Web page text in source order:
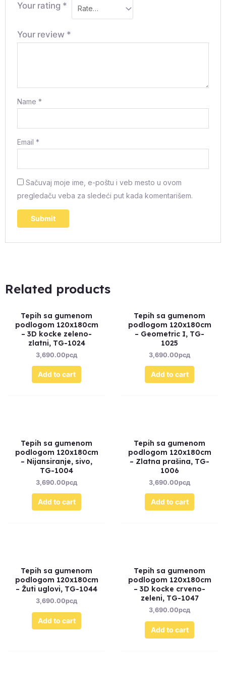
Your rating *
Your review *
Name*
Email*
Sačuvaj moje ime, e-poštu i veb mesto u ovom
pregledaču veba za sledeći put kada komentarišem.
Related products
Tepih sa gumenom
podlogom 120x180cm
– 3D kocke zeleno-
zlatni, TG-1024
3,690.00рсд
Add to cart
Tepih sa gumenom
podlogom 120x180cm
– Geometric I, TG-
1025
3,690.00рсд
Add to cart
Tepih sa gumenom
podlogom 120x180cm
– Nijansiranje, sivo,
TG-1004
3,690.00рсд
Add to cart
Tepih sa gumenom
podlogom 120x180cm
– Zlatna prašina, TG-
1006
3,690.00рсд
Add to cart
Tepih sa gumenom
podlogom 120x180cm
– Žuti uglovi, TG-1044
3,690.00рсд
Add to cart
Tepih sa gumenom
podlogom 120x180cm
– 3D kocke crveno-
zeleni, TG-1047
3,690.00рсд
Add to cart